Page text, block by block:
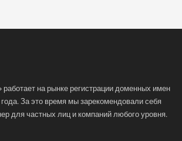
на рынке регистрации доменных имен
За это время мы зарекомендовали себя
для частных лиц и компаний любого уровня.